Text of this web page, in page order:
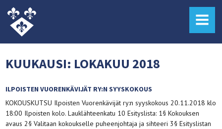
MENU
KUUKAUSI: LOKAKUU 2018
ILPOISTEN VUORENKÄVIJÄT RY:N SYYSKOKOUS
KOKOUSKUTSU Ilpoisten Vuorenkävijät ry:n syyskokous 20.11.2018 klo
18:00 Ilpoisten kolo. Lauklähteenkatu 10 Esityslista: 1§ Kokouksen
avaus 2§ Valitaan kokoukselle puheenjohtaja ja sihteeri 3§ Esityslistan